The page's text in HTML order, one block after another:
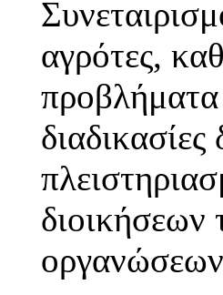
αγρότες,
διοικήσεων